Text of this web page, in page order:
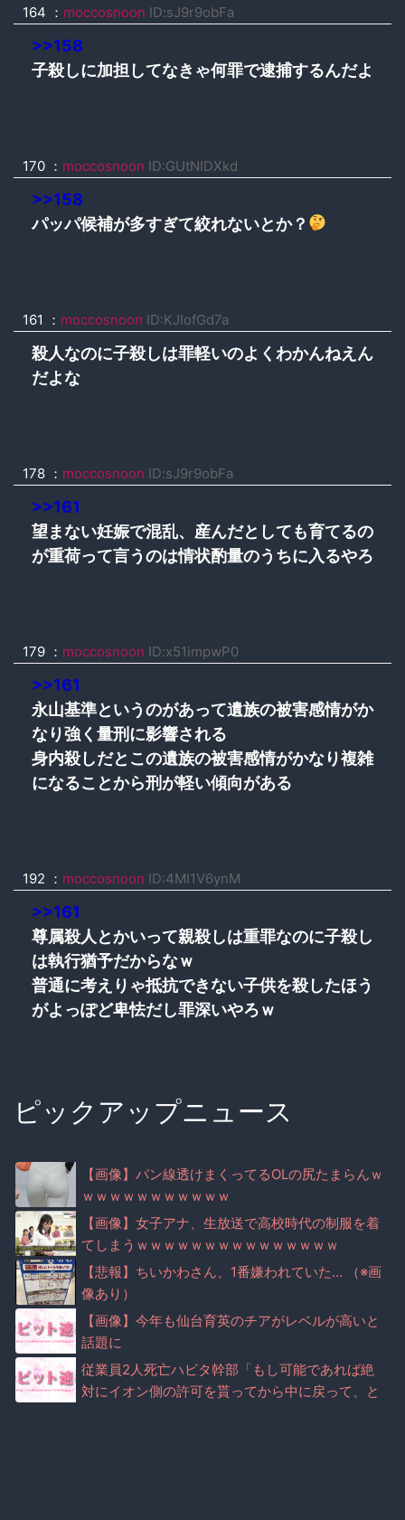
164 ： moccosnoon ID:sJ9r9obFa
>>158
子殺しに加担してなきゃ何罪で逮捕するんだよ
170 ： moccosnoon ID:GUtNIDXkd
>>158
パッパ候補が多すぎて絞れないとか？
161 ： moccosnoon ID:KJIofGd7a
殺人なのに子殺しは罪軽いのよくわかんねえん
だよな
178 ： moccosnoon ID:sJ9r9obFa
>>161
望まない妊娠で混乱、産んだとしても育てるの
が重荷って言うのは情状酌量のうちに入るやろ
179 ： moccosnoon ID:x51impwP0
>>161
永山基準というのがあって遺族の被害感情がか
なり強く量刑に影響される
身内殺しだとこの遺族の被害感情がかなり複雑
になることから刑が軽い傾向がある
192 ： moccosnoon ID:4MI1V6ynM
>>161
尊属殺人とかいって親殺しは重罪なのに子殺し
は執行猶予だからなｗ
普通に考えりゃ抵抗できない子供を殺したほう
がよっぽど卑怯だし罪深いやろｗ
ピックアップニュース
【画像】パン線透けまくってるOLの尻たまらんｗ
ｗｗｗｗｗｗｗｗｗｗｗ
【画像】女子アナ、生放送で高校時代の制服を着
てしまうｗｗｗｗｗｗｗｗｗｗｗｗｗｗｗ
【悲報】ちいかわさん、1番嫌われていた… （※画
像あり）
【画像】今年も仙台育英のチアがレベルが高いと
話題に
従業員2人死亡ハビタ幹部「もし可能であれば絶
対にイオン側の許可を貰ってから中に戻って、と